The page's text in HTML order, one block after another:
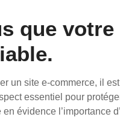
que
un site e-commerce, il
essentiel pour
évidence l’importance